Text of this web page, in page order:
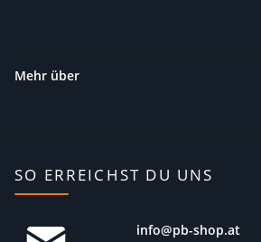
Mehr über
SO ERREICHST DU UNS
info@pb-shop.at